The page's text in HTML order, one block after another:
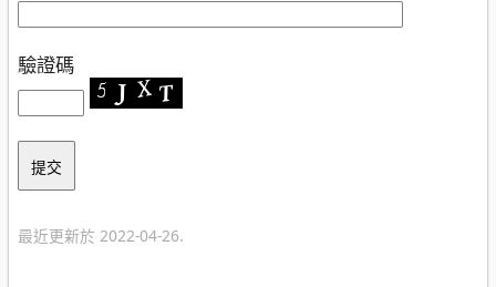
驗證碼
最近更新於 2022-04-26.